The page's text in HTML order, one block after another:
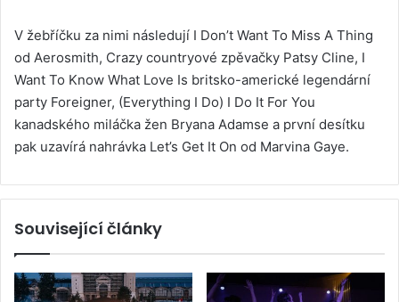
V žebříčku za nimi následují I Don’t Want To Miss A Thing
od Aerosmith, Crazy countryové zpěvačky Patsy Cline, I
Want To Know What Love Is britsko-americké legendární
party Foreigner, (Everything I Do) I Do It For You
kanadského miláčka žen Bryana Adamse a první desítku
pak uzavírá nahrávka Let’s Get It On od Marvina Gaye.
Související články